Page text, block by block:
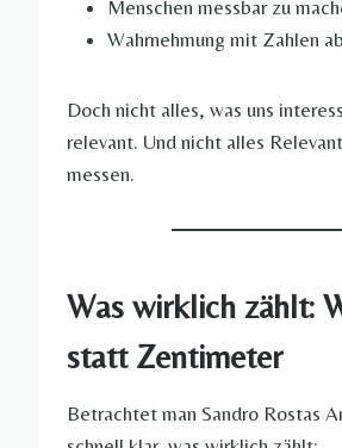
Menschen messbar zu
Wahrnehmung mit Zahlen
Doch nicht alles, was uns
relevant. Und nicht alles
messen.
Was wirklich zählt:
statt Zentimeter
Betrachtet man Sandro Rostas